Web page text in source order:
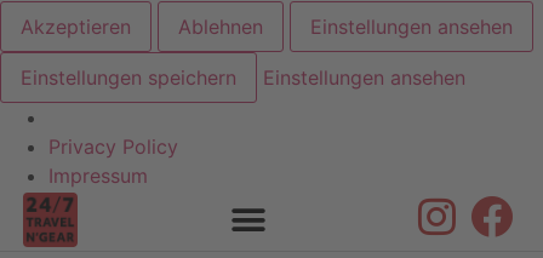
Akzeptieren
Ablehnen Einstellungen ansehen
Einstellungen speichern Einstellungen ansehen
Privacy Policy
Impressum
Skip to
content